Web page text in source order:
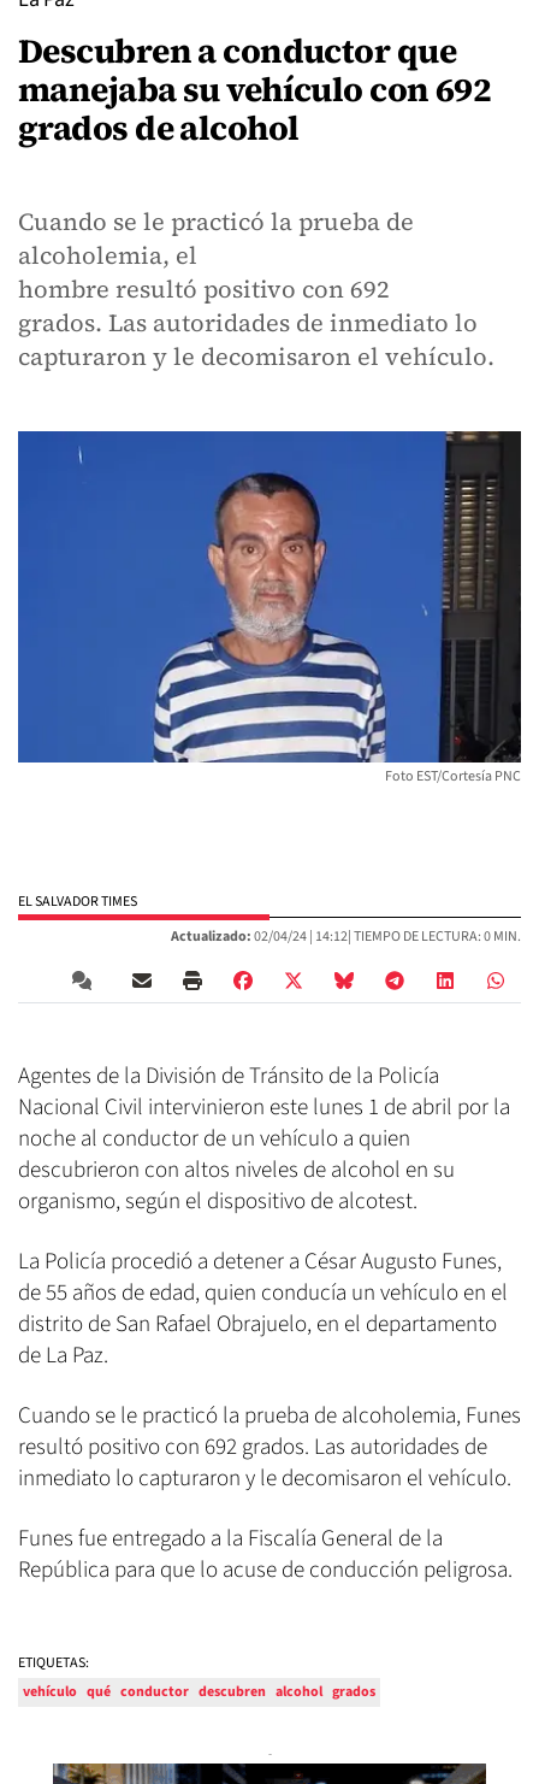
Descubren a conductor que
manejaba su vehículo con 692
grados de alcohol
Cuando se le practicó la prueba de
alcoholemia, el
hombre resultó positivo con 692
grados. Las autoridades de inmediato lo
capturaron y le decomisaron el vehículo.
Foto EST/Cortesía PNC
EL SALVADOR TIMES
Actualizado:02/04/24 | 14:12| TIEMPO DE LECTURA: 0 MIN.
Agentes de la División de Tránsito de la Policía
Nacional Civil intervinieron este lunes 1 de abril por la
noche al conductor de un vehículo a quien
descubrieron con altos niveles de alcohol en su
organismo, según el dispositivo de alcotest.
La Policía procedió a detener a César Augusto Funes,
de 55 años de edad, quien conducía un vehículo en el
distrito de San Rafael Obrajuelo, en el departamento
de La Paz.
Cuando se le practicó la prueba de alcoholemia, Funes
resultó positivo con 692 grados. Las autoridades de
inmediato lo capturaron y le decomisaron el vehículo.
Funes fue entregado a la Fiscalía General de la
República para que lo acuse de conducción peligrosa.
ETIQUETAS:
vehículo qué conductor descubren alcohol grados